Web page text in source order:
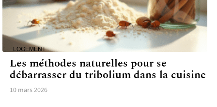
LOGEMENT
Les méthodes naturelles pour se
débarrasser du tribolium dans la cuisine
10 mars 2026